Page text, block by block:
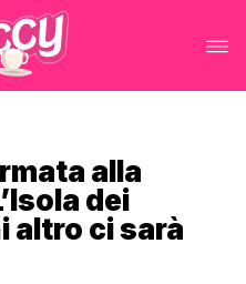
alla
dei
altro ci sarà